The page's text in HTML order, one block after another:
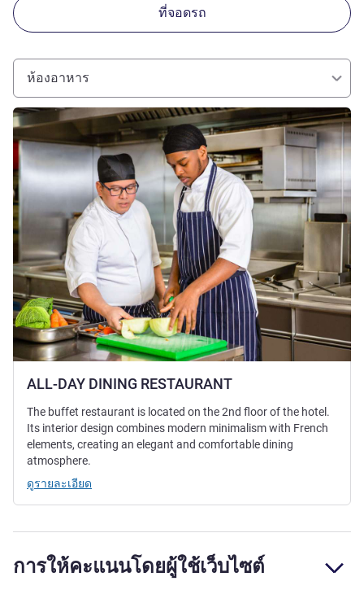
ที่จอดรถ
ห้องอาหาร
ALL-DAY DINING RESTAURANT
ดูรายละเอียด
The buffet restaurant is located on the 2nd floor of the hotel.
Its interior design combines modern minimalism with French
elements, creating an elegant and comfortable dining
atmosphere.
ดูรายละเอียด
การให้คะแนนโดยผู้ใช้เว็บไซต์